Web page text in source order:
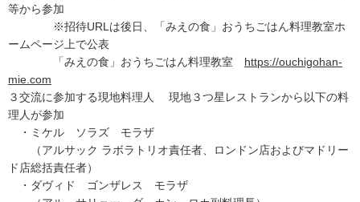
等から参加
※招待URLは後日、「みえの食」おうちごはん料理教室ホ
ームページ上で公表
「みえの食」おうちごはん料理教室 https://ouchigohan-
mie.com
３交流に参加する現地料理人 現地３つ星レストランから以下の料
理人が参加
・ミケル ソラズ モラザ
（アルサック ラボラトリオ責任者、ロンドン店およびマドリー
ド店総括責任者）
・ダヴィド ゴンザレス モラザ